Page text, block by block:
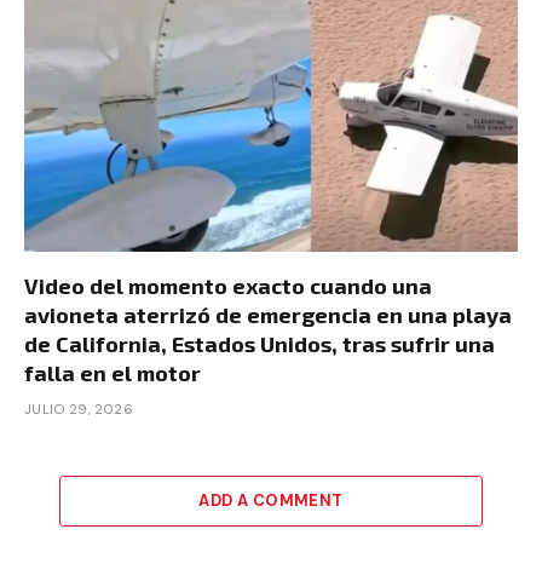
Video del momento exacto cuando una
avioneta aterrizó de emergencia en una playa
de California, Estados Unidos, tras sufrir una
falla en el motor
JULIO 29, 2026
ADD A COMMENT